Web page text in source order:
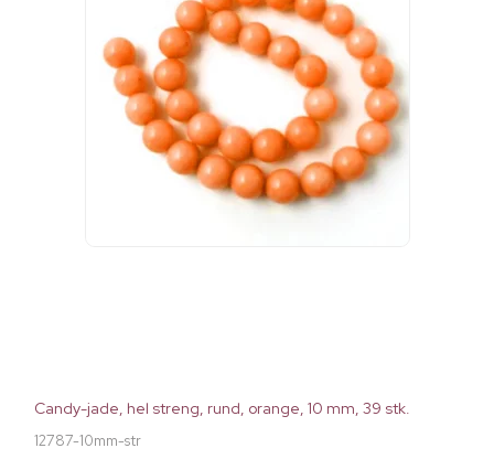
Candy-jade, hel streng, rund, orange, 10 mm, 39 stk.
12787-10mm-str